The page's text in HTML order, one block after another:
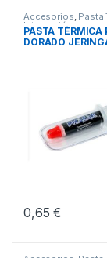
Accesorios, Pasta
Integración
PASTA TÉRMICA
DORADO
0,65€